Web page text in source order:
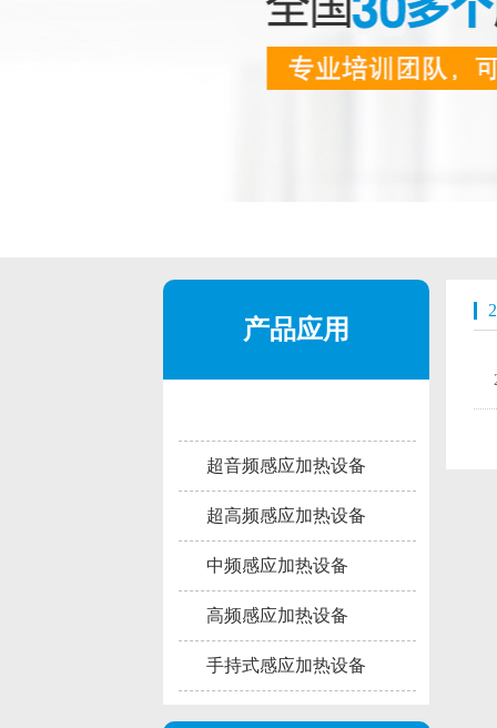
产品应用
超音频感应加热设备
超高频感应加热设备
中频感应加热设备
高频感应加热设备
手持式感应加热设备